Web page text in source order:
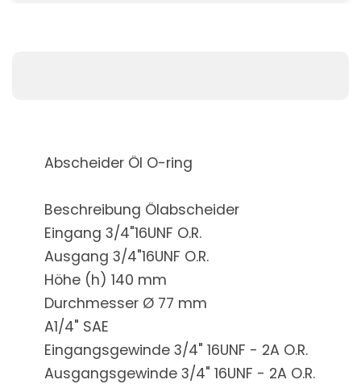
Abscheider Öl O-ring
Beschreibung Ölabscheider
Eingang 3/4"16UNF O.R.
Ausgang 3/4"16UNF O.R.
Höhe (h) 140 mm
Durchmesser Ø 77 mm
A1/4" SAE
Eingangsgewinde 3/4" 16UNF - 2A O.R.
Ausgangsgewinde 3/4" 16UNF - 2A O.R.